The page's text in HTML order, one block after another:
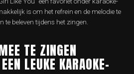
is om het refrein en de melodie te
te beleven tijdens het zingen.
TE ZINGEN
LEUKE KARAOKE-